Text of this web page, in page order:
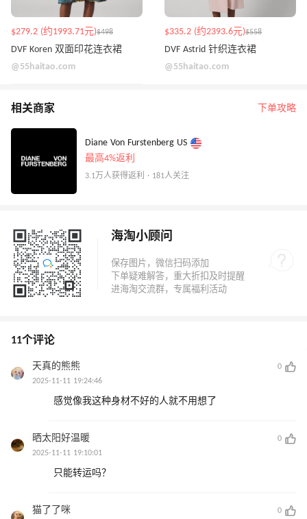
$279.2 (约1993.71元)$498
DVF Koren 双面印花连衣裙
@55haitao.com
$335.2 (约2393.6元)$558
DVF Astrid 针织连衣裙
@55haitao.com
相关商家 下单攻略
Diane Von Furstenberg US
最高4%返利
3.1万人获得返利 · 181人关注
海淘小顾问
11个评论
天真的熊熊
0
2025-11-11 19:24:46
感觉像我这种身材不好的人就不用想了
晒太阳好温暖
0
2025-11-11 19:10:01
只能转运吗？
猫了了咪
0